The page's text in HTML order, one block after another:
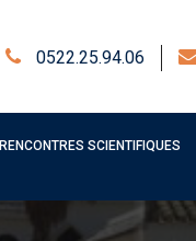
0522.25.94.06
RENCONTRES SCIENTIFIQUES